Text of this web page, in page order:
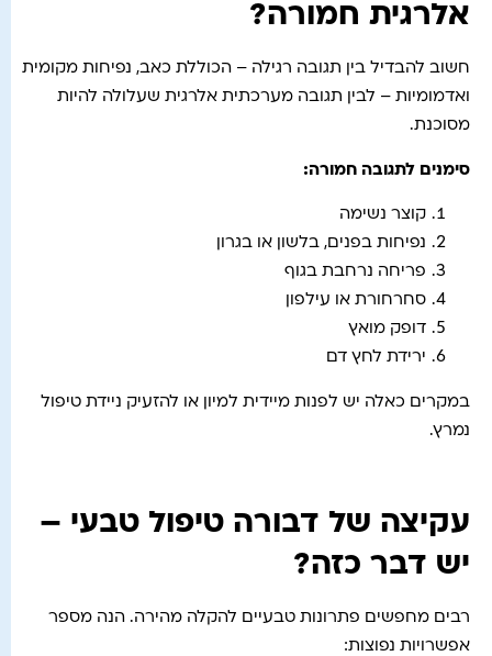
אלרגית חמורה?
חשוב להבדיל בין תגובה רגילה – הכוללת כאב, נפיחות מקומית
ואדמומיות – לבין תגובה מערכתית אלרגית שעלולה להיות
מסוכנת.
סימנים לתגובה חמורה:
קוצר נשימה
נפיחות בפנים, בלשון או בגרון
פריחה נרחבת בגוף
סחרחורת או עילפון
דופק מואץ
ירידת לחץ דם
במקרים כאלה יש לפנות מיידית למיון או להזעיק ניידת טיפול
נמרץ.
עקיצה של דבורה טיפול טבעי –
יש דבר כזה?
רבים מחפשים פתרונות טבעיים להקלה מהירה. הנה מספר
אפשרויות נפוצות: